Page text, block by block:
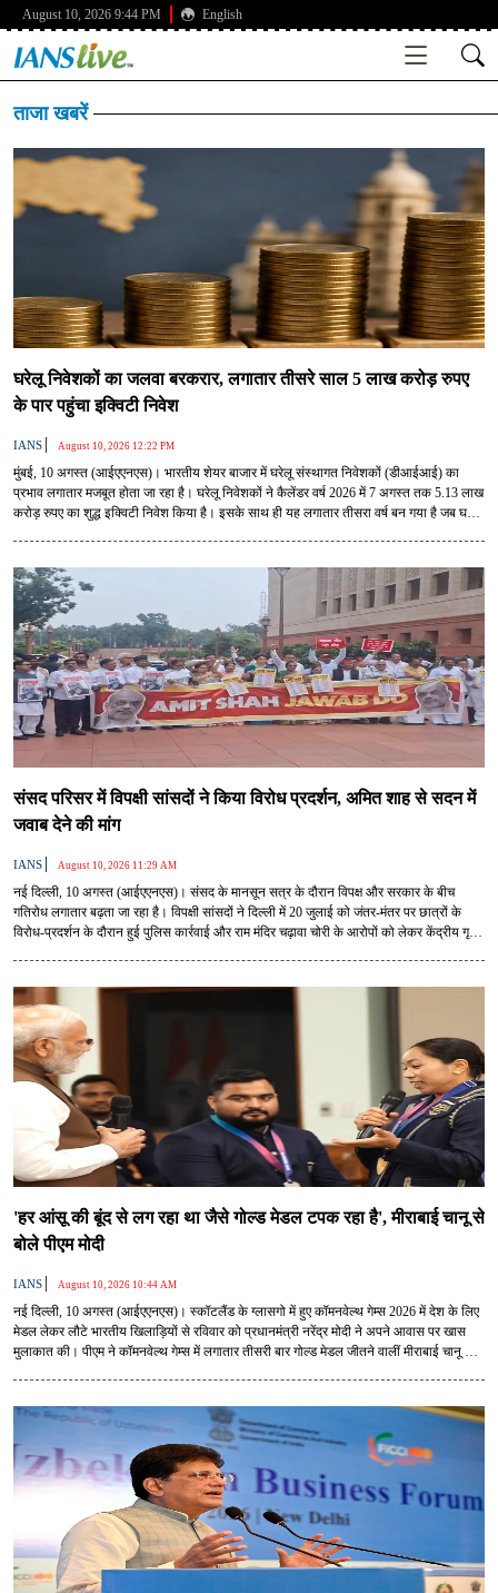
August 10, 2026 9:44 PM English
ताजा खबरें
घरेलू निवेशकों का जलवा बरकरार, लगातार तीसरे साल 5 लाख करोड़ रुपए
के पार पहुंचा इक्विटी निवेश
IANS | August 10, 2026 12:22 PM
मुंबई, 10 अगस्त (आईएएनएस)। भारतीय शेयर बाजार में घरेलू संस्थागत निवेशकों (डीआईआई) का
प्रभाव लगातार मजबूत होता जा रहा है। घरेलू निवेशकों ने कैलेंडर वर्ष 2026 में 7 अगस्त तक 5.13 लाख
करोड़ रुपए का शुद्ध इक्विटी निवेश किया है। इसके साथ ही यह लगातार तीसरा वर्ष बन गया है जब घरेलू
संसद परिसर में विपक्षी सांसदों ने किया विरोध प्रदर्शन, अमित शाह से सदन में
जवाब देने की मांग
IANS | August 10, 2026 11:29 AM
नई दिल्ली, 10 अगस्त (आईएएनएस)। संसद के मानसून सत्र के दौरान विपक्ष और सरकार के बीच
गतिरोध लगातार बढ़ता जा रहा है। विपक्षी सांसदों ने दिल्ली में 20 जुलाई को जंतर-मंतर पर छात्रों के
विरोध-प्रदर्शन के दौरान हुई पुलिस कार्रवाई और राम मंदिर चढ़ावा चोरी के आरोपों को लेकर केंद्रीय गृह
'हर आंसू की बूंद से लग रहा था जैसे गोल्ड मेडल टपक रहा है', मीराबाई चानू से
बोले पीएम मोदी
IANS | August 10, 2026 10:44 AM
नई दिल्ली, 10 अगस्त (आईएएनएस)। स्कॉटलैंड के ग्लासगो में हुए कॉमनवेल्थ गेम्स 2026 में देश के लिए
मेडल लेकर लौटे भारतीय खिलाड़ियों से रविवार को प्रधानमंत्री नरेंद्र मोदी ने अपने आवास पर खास
मुलाकात की। पीएम ने कॉमनवेल्थ गेम्स में लगातार तीसरी बार गोल्ड मेडल जीतने वालीं मीराबाई चानू के